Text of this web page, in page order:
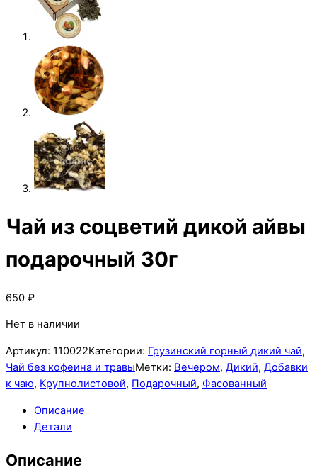
Чай из соцветий дикой айвы
подарочный 30г
650 ₽
Нет в наличии
Артикул: 110022Категории: Грузинский горный дикий чай,
Чай без кофеина и травыМетки: Вечером, Дикий, Добавки
к чаю, Крупнолистовой, Подарочный, Фасованный
Описание
Детали
Описание